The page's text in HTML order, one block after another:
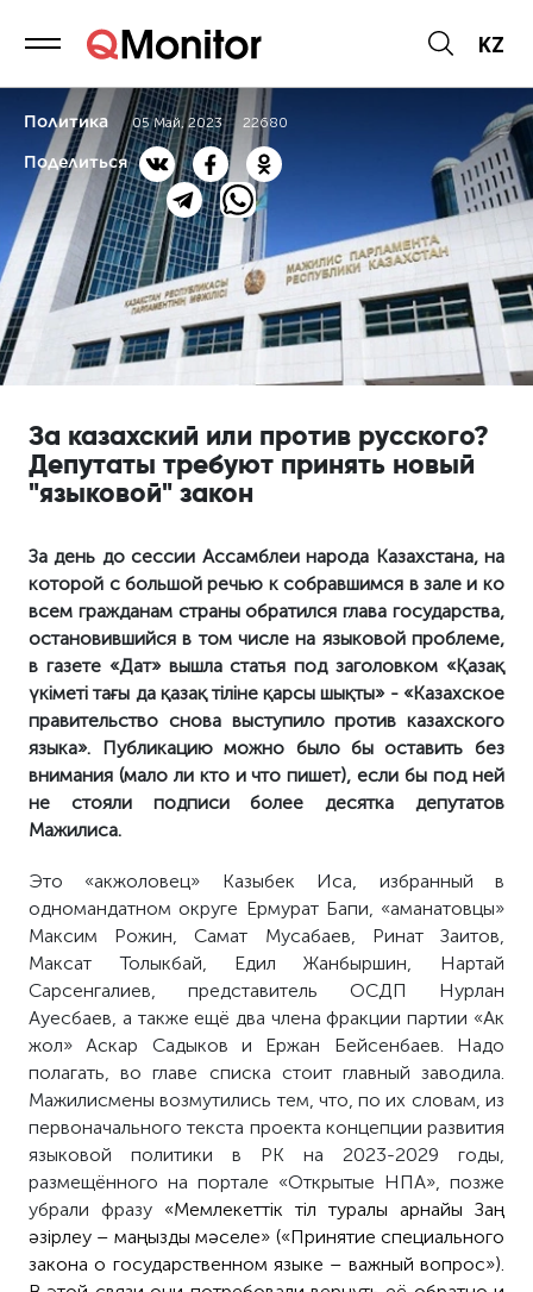
KZ
Политика 05 Май, 2023 22680
Поделиться
За казахский или против русского?
Депутаты требуют принять новый
"языковой" закон
За день до сессии Ассамблеи народа Казахстана, на
которой с большой речью к собравшимся в зале и ко
всем гражданам страны обратился глава государства,
остановившийся в том числе на языковой проблеме,
в газете «Дат» вышла статья под заголовком «Қазақ
үкіметі тағы да қазақ тіліне қарсы шықты» - «Казахское
правительство снова выступило против казахского
языка». Публикацию можно было бы оставить без
внимания (мало ли кто и что пишет), если бы под ней
не стояли подписи более десятка депутатов
Мажилиса.
Это «акжоловец» Казыбек Иса, избранный в
одномандатном округе Ермурат Бапи, «аманатовцы»
Максим Рожин, Самат Мусабаев, Ринат Заитов,
Максат Толыкбай, Едил Жанбыршин, Нартай
Сарсенгалиев, представитель ОСДП Нурлан
Ауесбаев, а также ещё два члена фракции партии «Ак
жол» Аскар Садыков и Ержан Бейсенбаев. Надо
полагать, во главе списка стоит главный заводила.
Мажилисмены возмутились тем, что, по их словам, из
первоначального текста проекта концепции развития
языковой политики в РК на 2023-2029 годы,
размещённого на портале «Открытые НПА», позже
убрали фразу «Мемлекеттік тіл туралы арнайы Заң
әзірлеу – маңызды мәселе» («Принятие специального
закона о государственном языке – важный вопрос»).